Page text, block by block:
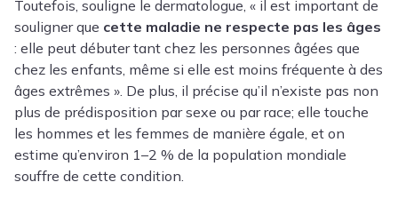
Toutefois, souligne le dermatologue, « il est important de
souligner que cette maladie ne respecte pas les âges
: elle peut débuter tant chez les personnes âgées que
chez les enfants, même si elle est moins fréquente à des
âges extrêmes ». De plus, il précise qu’il n’existe pas non
plus de prédisposition par sexe ou par race; elle touche
les hommes et les femmes de manière égale, et on
estime qu’environ 1–2 % de la population mondiale
souffre de cette condition.